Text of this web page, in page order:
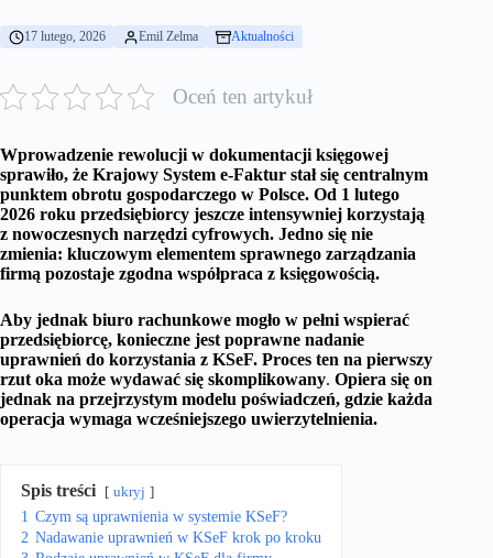
17 lutego, 2026 Emil Zelma Aktualności
Oceń ten artykuł
Wprowadzenie rewolucji w dokumentacji księgowej
sprawiło, że Krajowy System e-Faktur stał się centralnym
punktem obrotu gospodarczego w Polsce. Od 1 lutego
2026 roku przedsiębiorcy jeszcze intensywniej korzystają
z nowoczesnych narzędzi cyfrowych. Jedno się nie
zmienia: kluczowym elementem sprawnego zarządzania
firmą pozostaje zgodna współpraca z księgowością.
Aby jednak biuro rachunkowe mogło w pełni wspierać
przedsiębiorcę, konieczne jest poprawne nadanie
uprawnień do korzystania z KSeF. Proces ten na pierwszy
rzut oka może wydawać się skomplikowany. Opiera się on
jednak na przejrzystym modelu poświadczeń, gdzie każda
operacja wymaga wcześniejszego uwierzytelnienia.
Spis treści ukryj
1 Czym są uprawnienia w systemie KSeF?
2 Nadawanie uprawnień w KSeF krok po kroku